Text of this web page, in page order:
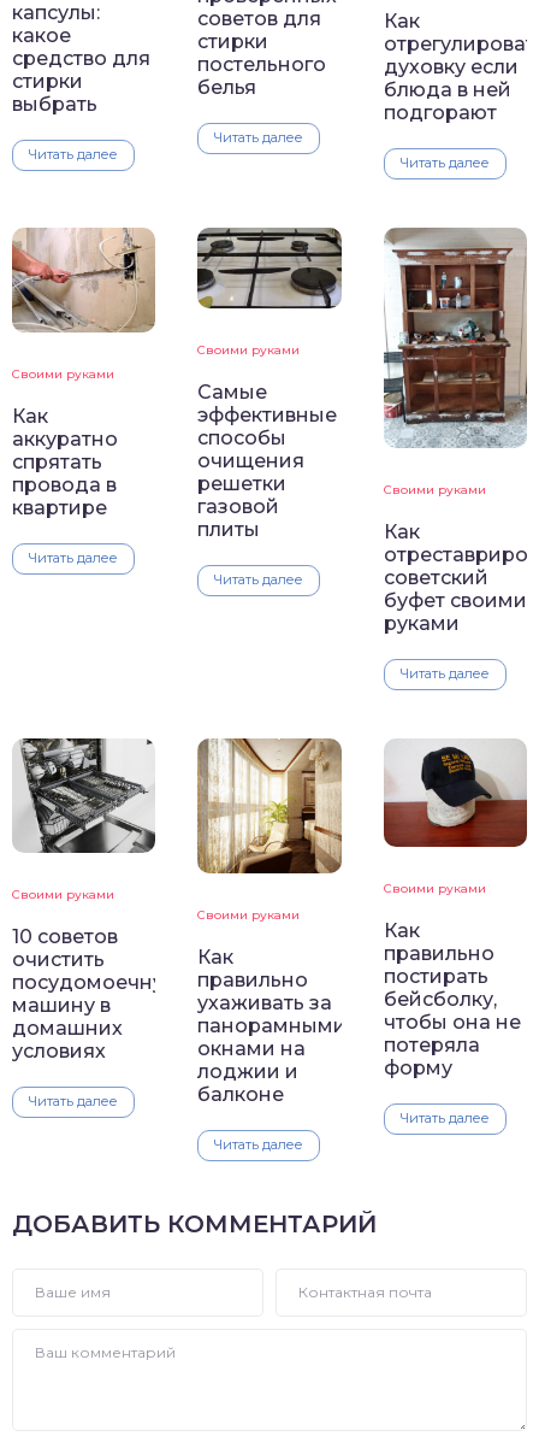
капсулы:
какое
средство для
стирки
выбрать
Читать далее
советов для
стирки
постельного
белья
Читать далее
Как
духовку если
блюда в ней
подгорают
Читать далее
Своими руками
Как
аккуратно
спрятать
провода в
квартире
Читать далее
Своими руками
Самые
эффективные
способы
очищения
решетки
газовой
плиты
Читать далее
Своими руками
Как
советский
буфет своими
руками
Читать далее
Своими руками
10 советов
очистить
посудомоечную
машину в
домашних
условиях
Читать далее
Своими руками
Как
правильно
ухаживать за
панорамными
окнами на
лоджии и
балконе
Читать далее
Своими руками
Как
правильно
постирать
бейсболку,
чтобы она не
потеряла
форму
Читать далее
ДОБАВИТЬ КОММЕНТАРИЙ